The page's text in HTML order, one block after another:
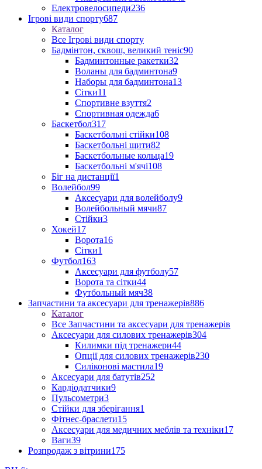
Електровелосипеди236
Ігрові види спорту687
Каталог
Все Ігрові види спорту
Бадмінтон, сквош, великий теніс90
Бадминтонные ракетки32
Воланы для бадминтона9
Наборы для бадминтона13
Сітки11
Спортивне взуття2
Спортивная одежда6
Баскетбол317
Баскетбольні стійки108
Баскетбольні щити82
Баскетбольные кольца19
Баскетбольні м'ячі108
Біг на дистанції1
Волейбол99
Аксесуари для волейболу9
Волейбольный мячи87
Стійки3
Хокей17
Ворота16
Сітки1
Футбол163
Аксесуари для футболу57
Ворота та сітки44
Футбольный мяч38
Запчастини та аксесуари для тренажерів886
Каталог
Все Запчастини та аксесуари для тренажерів
Аксесуари для силових тренажерів304
Килимки під тренажери44
Опції для силових тренажерів230
Силіконові мастила19
Аксесуари для батутів252
Кардіодатчики9
Пульсометри3
Стійки для зберігання1
Фітнес-браслети15
Аксесуари для медичних меблів та техніки17
Ваги39
Розпродаж з вітрини175